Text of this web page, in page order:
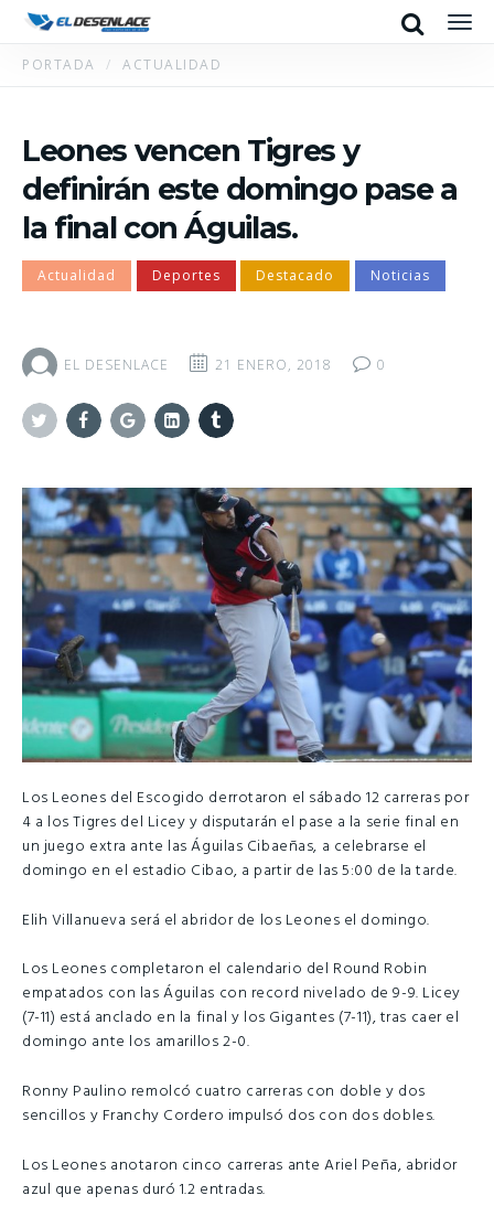
Search
PORTADA ACTUALIDAD
Leones vencen Tigres y
definirán este domingo pase a
la final con Águilas.
Actualidad Deportes Destacado Noticias
EL DESENLACE 21 ENERO, 2018 0
Los Leones del Escogido derrotaron el sábado 12 carreras por
4 a los Tigres del Licey y disputarán el pase a la serie final en
un juego extra ante las Águilas Cibaeñas, a celebrarse el
domingo en el estadio Cibao, a partir de las 5:00 de la tarde.
Elih Villanueva será el abridor de los Leones el domingo.
Los Leones completaron el calendario del Round Robin
empatados con las Águilas con record nivelado de 9-9. Licey
(7-11) está anclado en la final y los Gigantes (7-11), tras caer el
domingo ante los amarillos 2-0.
Ronny Paulino remolcó cuatro carreras con doble y dos
sencillos y Franchy Cordero impulsó dos con dos dobles.
Los Leones anotaron cinco carreras ante Ariel Peña, abridor
azul que apenas duró 1.2 entradas.